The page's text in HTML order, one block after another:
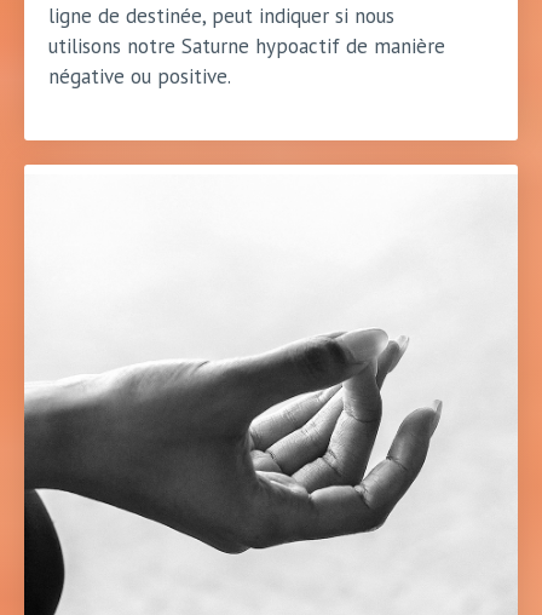
ligne de destinée, peut indiquer si nous
utilisons notre Saturne hypoactif de manière
négative ou positive.